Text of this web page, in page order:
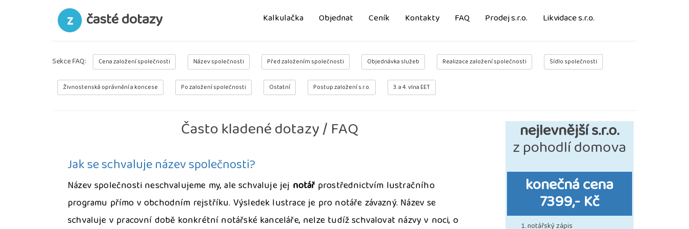
časté dotazy Kalkulačka Objednat Ceník Kontakty FAQ Prodej s.r.o. Likvidace s.r.o.
Sekce FAQ: Cena založení společnosti Název společnosti Před založením společnosti Objednávka služeb Realizace založení společnosti Sídlo společnosti
Živnostenská oprávnění a koncese Po založení společnosti Ostatní Postup založení s.r.o. 3. a 4. vlna EET
Často kladené dotazy / FAQ
Jak se schvaluje název společnosti?
Název společnosti neschvalujeme my, ale schvaluje jej notářprostřednictvím lustračního
programu přímo v obchodním rejstříku. Výsledek lustrace je pro notáře závazný. Název se
schvaluje v pracovní době konkrétní notářské kanceláře, nelze tudíž schvalovat názvy v noci, o
nejlevnější s.r.o.
z pohodlí domova
konečná cena
7399,- Kč
notářský zápis